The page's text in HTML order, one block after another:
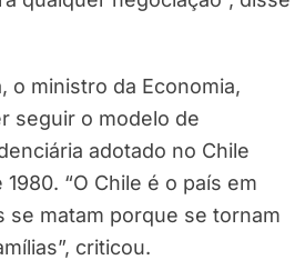
o ministro da Economia,
seguir o modelo de
adotado no Chile
“O Chile é o país em
se matam porque se tornam
criticou.